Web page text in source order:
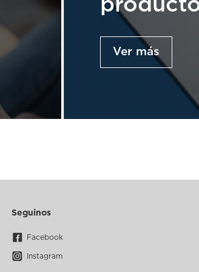
Ver más
Seguinos
Facebook
Instagram